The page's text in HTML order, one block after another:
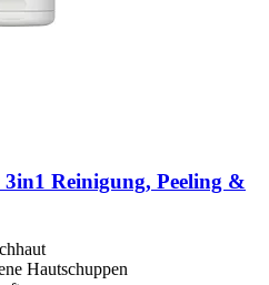
Reinigung, Peeling &
Hautschuppen